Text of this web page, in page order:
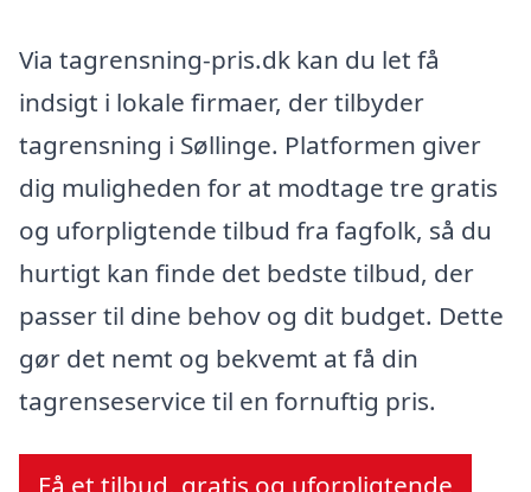
Via tagrensning-pris.dk kan du let få
indsigt i lokale firmaer, der tilbyder
tagrensning i Søllinge. Platformen giver
dig muligheden for at modtage tre gratis
og uforpligtende tilbud fra fagfolk, så du
hurtigt kan finde det bedste tilbud, der
passer til dine behov og dit budget. Dette
gør det nemt og bekvemt at få din
tagrenseservice til en fornuftig pris.
Få et tilbud, gratis og uforpligtende